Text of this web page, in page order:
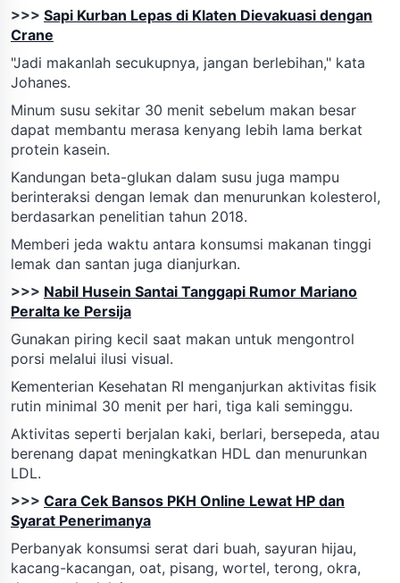
>>> Sapi Kurban Lepas di Klaten Dievakuasi dengan
Crane
"Jadi makanlah secukupnya, jangan berlebihan," kata
Johanes.
Minum susu sekitar 30 menit sebelum makan besar
dapat membantu merasa kenyang lebih lama berkat
protein kasein.
Kandungan beta-glukan dalam susu juga mampu
berinteraksi dengan lemak dan menurunkan kolesterol,
berdasarkan penelitian tahun 2018.
Memberi jeda waktu antara konsumsi makanan tinggi
lemak dan santan juga dianjurkan.
>>> Nabil Husein Santai Tanggapi Rumor Mariano
Peralta ke Persija
Gunakan piring kecil saat makan untuk mengontrol
porsi melalui ilusi visual.
Kementerian Kesehatan RI menganjurkan aktivitas fisik
rutin minimal 30 menit per hari, tiga kali seminggu.
Aktivitas seperti berjalan kaki, berlari, bersepeda, atau
berenang dapat meningkatkan HDL dan menurunkan
LDL.
>>> Cara Cek Bansos PKH Online Lewat HP dan
Syarat Penerimanya
Perbanyak konsumsi serat dari buah, sayuran hijau,
kacang-kacangan, oat, pisang, wortel, terong, okra,